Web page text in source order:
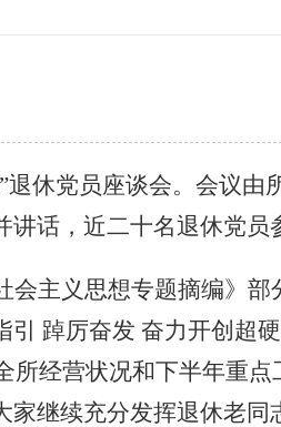
退休党员座谈会。会议由
话，近二十名退休党员
主义思想专题摘编》部
踔厉奋发 奋力开创超
所经营状况和下半年重
继续充分发挥退休老同